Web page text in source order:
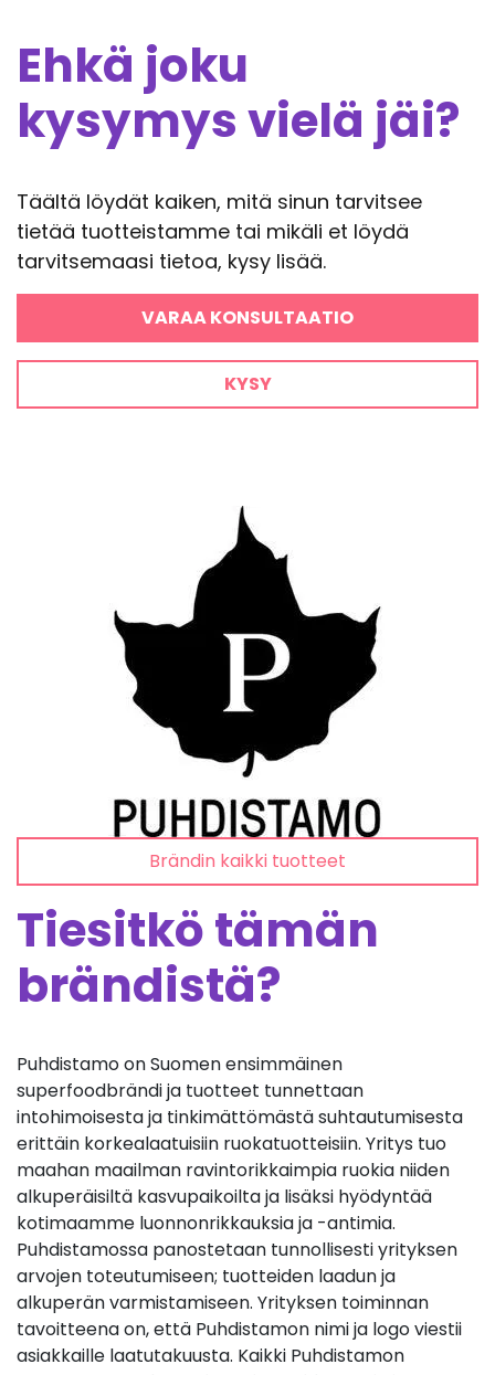
Ehkä joku
kysymys vielä jäi?
Täältä löydät kaiken, mitä sinun tarvitsee
tietää tuotteistamme tai mikäli et löydä
tarvitsemaasi tietoa, kysy lisää.
VARAA KONSULTAATIO
KYSY
Brändin kaikki tuotteet
Tiesitkö tämän
brändistä?
Puhdistamo on Suomen ensimmäinen
superfoodbrändi ja tuotteet tunnettaan
intohimoisesta ja tinkimättömästä suhtautumisesta
erittäin korkealaatuisiin ruokatuotteisiin. Yritys tuo
maahan maailman ravintorikkaimpia ruokia niiden
alkuperäisiltä kasvupaikoilta ja lisäksi hyödyntää
kotimaamme luonnonrikkauksia ja -antimia.
Puhdistamossa panostetaan tunnollisesti yrityksen
arvojen toteutumiseen; tuotteiden laadun ja
alkuperän varmistamiseen. Yrityksen toiminnan
tavoitteena on, että Puhdistamon nimi ja logo viestii
asiakkaille laatutakuusta. Kaikki Puhdistamon